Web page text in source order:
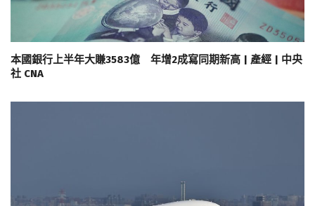
本國銀行上半年大賺3583億 年增2成寫同期新高 | 產經 | 中央
社 CNA